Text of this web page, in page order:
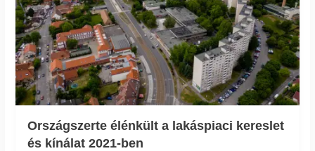
Országszerte élénkült a lakáspiaci kereslet
és kínálat 2021-ben